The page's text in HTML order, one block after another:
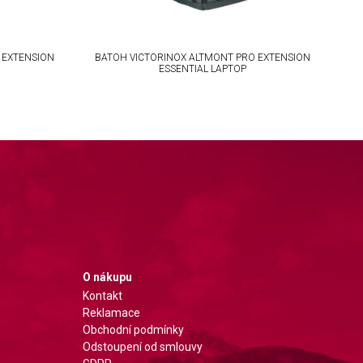
BATOH VICTORINOX ALTMONT PRO EXTENSION
ESSENTIAL LAPTOP
O nákupu
Kontakt
Reklamace
Obchodní podmínky
Odstoupení od smlouvy